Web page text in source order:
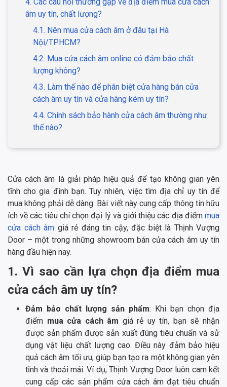
âm uy tín, chất lượng?
4.1. Nên mua cửa cách âm ở đâu tại Hà
Nội/TP.HCM?
4.2. Mua cửa cách âm online có đảm bảo chất
lượng không?
4.3. Làm thế nào để phân biệt cửa hàng bán cửa
cách âm uy tín và cửa hàng kém uy tín?
4.4. Chính sách bảo hành cửa cách âm thường như
thế nào?
Cửa cách âm là giải pháp hiệu quả để tạo không gian yên
tĩnh cho gia đình bạn. Tuy nhiên, việc tìm địa chỉ uy tín để
mua không phải dễ dàng. Bài viết này cung cấp thông tin hữu
ích về các tiêu chí chọn đại lý và giới thiệu các địa điểm mua
cửa cách âm giá rẻ đáng tin cậy, đặc biệt là Thịnh Vượng
Door – một trong những showroom bán cửa cách âm uy tín
hàng đầu hiện nay.
1. Vì sao cần lựa chọn địa điểm mua
cửa cách âm uy tín?
Đảm bảo chất lượng sản phẩm: Khi bạn chọn địa
điểm mua cửa cách âm giá rẻ uy tín, bạn sẽ nhận
được sản phẩm được sản xuất đúng tiêu chuẩn và sử
dụng vật liệu chất lượng cao. Điều này đảm bảo hiệu
quả cách âm tối ưu, giúp bạn tạo ra một không gian yên
tĩnh và thoải mái. Ví dụ, Thịnh Vượng Door luôn cam kết
cung cấp các sản phẩm cửa cách âm đạt tiêu chuẩn